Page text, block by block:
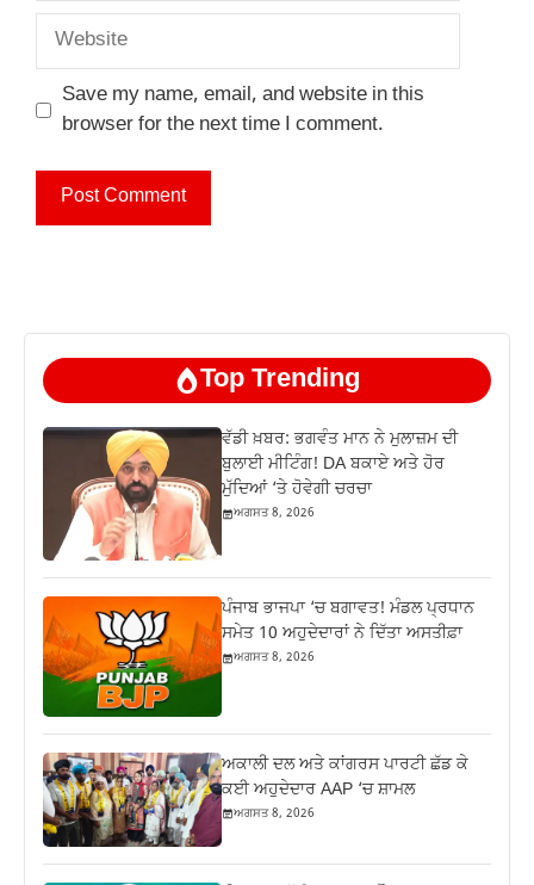
Website
Save my name, email, and website in this
browser for the next time I comment.
Top Trending
ਵੱਡੀ ਖ਼ਬਰ: ਭਗਵੰਤ ਮਾਨ ਨੇ ਮੁਲਾਜ਼ਮ ਦੀ
ਬੁਲਾਈ ਮੀਟਿੰਗ! DA ਬਕਾਏ ਅਤੇ ਹੋਰ
ਮੁੱਦਿਆਂ ‘ਤੇ ਹੋਵੇਗੀ ਚਰਚਾ
ਅਗਸਤ 8, 2026
ਪੰਜਾਬ ਭਾਜਪਾ ‘ਚ ਬਗਾਵਤ! ਮੰਡਲ ਪ੍ਰਧਾਨ
ਸਮੇਤ 10 ਅਹੁਦੇਦਾਰਾਂ ਨੇ ਦਿੱਤਾ ਅਸਤੀਫ਼ਾ
ਅਗਸਤ 8, 2026
ਅਕਾਲੀ ਦਲ ਅਤੇ ਕਾਂਗਰਸ ਪਾਰਟੀ ਛੱਡ ਕੇ
ਕਈ ਅਹੁਦੇਦਾਰ AAP ‘ਚ ਸ਼ਾਮਲ
ਅਗਸਤ 8, 2026